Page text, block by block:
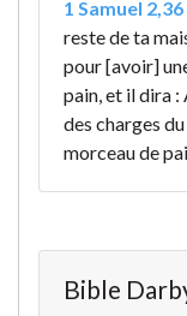
1 Samuel 2,36
reste de ta
pour [avoir]
pain, et il dira :
des charges
morceau de
Bible